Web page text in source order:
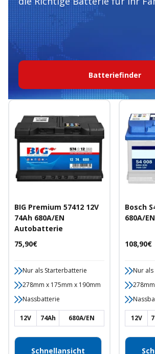
Batteriefinder
BIG Premium 57412 12V
74Ah 680A/EN
Autobatterie
Angebotspreis
75,90€
Nur als Starterbatterie
278mm x 175mm x 190mm
Nassbatterie
12V 74Ah 680A/EN
Schnellansicht
Bosch
680A/
108,90€
Nur
12V